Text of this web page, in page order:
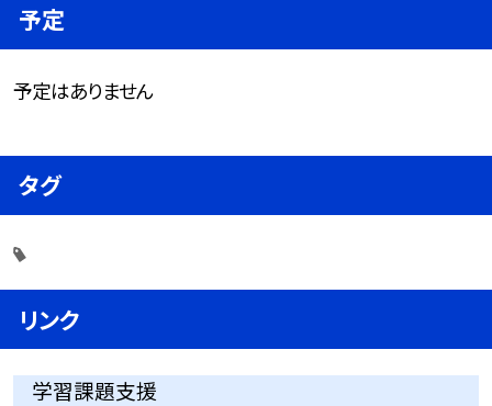
予定
予定はありません
タグ
リンク
学習課題支援